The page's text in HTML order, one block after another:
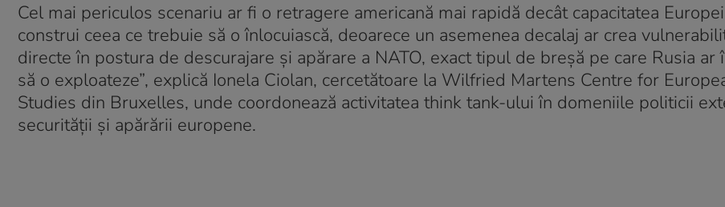
Cel mai periculos scenariu ar fi o retragere americană mai rapidă decât capacitatea
construi ceea ce trebuie să o înlocuiască, deoarece un asemenea decalaj ar crea
directe în postura de descurajare și apărare a NATO, exact tipul de breșă pe care Rusia ar
să o exploateze”, explică Ionela Ciolan, cercetătoare la Wilfried Martens Centre for
Studies din Bruxelles, unde coordonează activitatea think tank-ului în domeniile politicii
securității și apărării europene.